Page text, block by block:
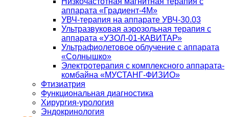
аппарата «Градиент-4М»
УВЧ-терапия на аппарате УВЧ-30.03
Ультразвуковая аэрозольная терапия с
аппарата «УЗОЛ-01-КАВИТАР»
Ультрафиолетовое облучение с аппарата
«Солнышко»
Электротерапия с комплексного аппарата-
комбайна «МУСТАНГ-ФИЗИО»
Фтизиатрия
Функциональная диагностика
Хирургия-урология
Эндокринология